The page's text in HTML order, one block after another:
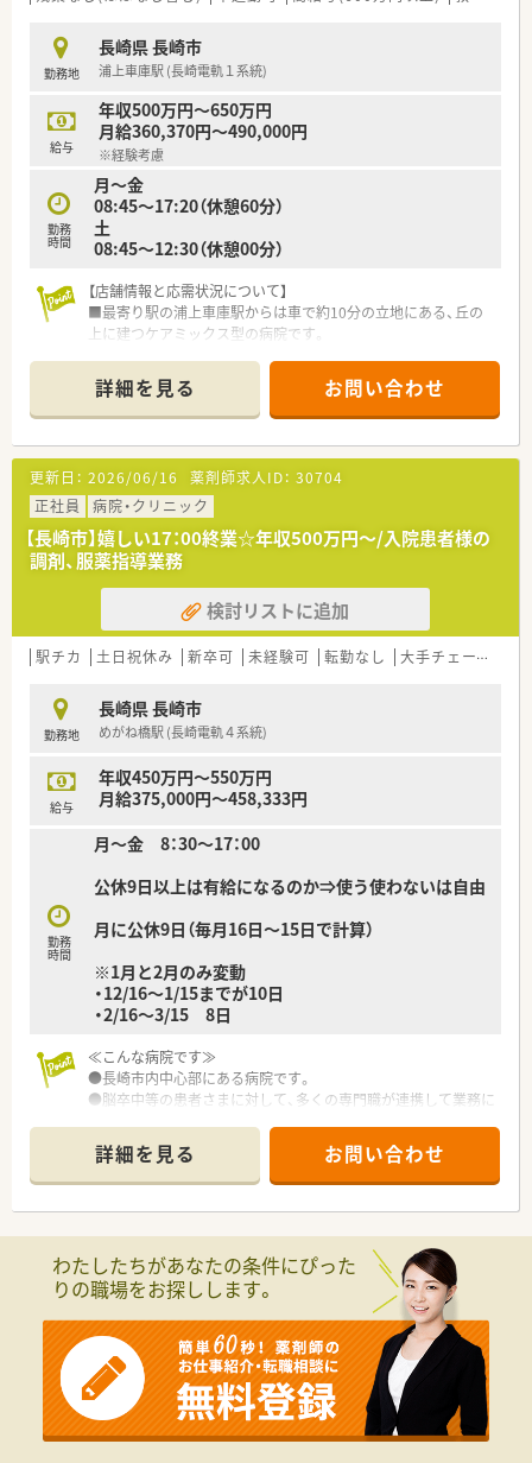
勤務地
長崎県 長崎市
浦上車庫駅 (長崎電軌１系統)
給与
年収500万円～650万円
月給360,370円～490,000円
※経験考慮
勤務
時間
月～金
08:45～17:20（休憩60分）
土
08:45～12:30（休憩00分）
【店舗情報と応需状況について】
■最寄り駅の浦上車庫駅からは車で約10分の立地にある、丘の
上に建つケアミックス型の病院です。
日あたり約60枚応需しています。
■薬剤師は現在、30代から50代までの常勤薬剤師が3名在籍して
おり、協力体制が整っています。
■多職種と連携するチーム医療に興味があり、協調性を持ってコ
ミュニケーションが取れる方を歓迎します。
【勤務実態について】
■終業時間は17時20分と比較的早く、残業もほとんど発生しな
いため、終業後の時間を有効活用できます。
■4週6休制に加え、誕生日休暇や夏季・年末年始休暇などもあ
り、年間を通して休日を確保しやすいです。
■有給休暇のは入社後3ヶ月からの付与となります。
消化率が非常に高く、職員同士で協力し合いながら、気兼ねな
く休みを取得できる風土があります。
【想定される業務内容】
■主な業務は入院患者様に対する調剤業務となり、病棟での薬剤
管理指導にも携わっていただきます。
ームの一員として専門性を発揮していただきます。
■監査や外来患者様への服薬指導も担当し、薬剤師として幅広い
■NSTやSST、緩和ケアなどのチーム医療へ積極的に参加し、専
■定期的な勉強会が開催されており、常に最新の医療知識を学び
■職員の専門性向上を支援するため、定期的な院内勉強会の開催
や外部研修への参加機会を設けています。
■職員の働きやすさを重視しており、スポーツや地域活動などの
詳細を見る お問い合わせ
更新日： 2026/06/16 薬剤師求人ID： 30704
正社員
病院・クリニック
【長崎市】嬉しい17：00終業☆年収500万円～/入院患者様の
調剤、服薬指導業務
検討リストに追加
駅チカ 土日祝休み 新卒可 未経験可 転勤なし 大手チェーン以外
勤務地
長崎県 長崎市
めがね橋駅 (長崎電軌４系統)
給与
年収450万円～550万円
月給375,000円～458,333円
勤務
時間
月～金 8：30～17：00
公休9日以上は有給になるのか⇒使う使わないは自由
月に公休9日（毎月16日～15日で計算）
※1月と2月のみ変動
・12/16～1/15までが10日
・2/16～3/15 8日
≪こんな病院です≫
●長崎市内中心部にある病院です。
●脳卒中等の患者さまに対して、多くの専門職が連携して業務に
●現状は調剤業務がメインですが、今後は病棟での薬剤管理指導
も増やしていく予定です。
●月に9日休みで土日祝休みです
詳細を見る お問い合わせ
わたしたちがあなたの条件にぴった
りの職場をお探しします。